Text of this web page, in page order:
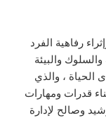
رفاهية الفرد
والبيئة
، والذي
قدرات ومهارات
وصالح لإدارة